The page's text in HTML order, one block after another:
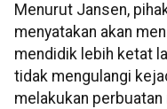
Menurut Jansen,
menyatakan akan
mendidik lebih ketat
tidak mengulangi
melakukan